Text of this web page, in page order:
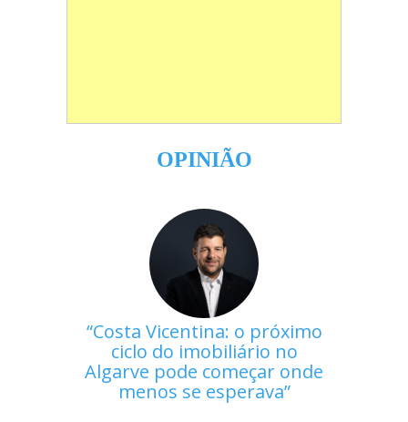
OPINIÃO
Costa Vicentina: o próximo
ciclo do imobiliário no
Algarve pode começar onde
menos se esperava